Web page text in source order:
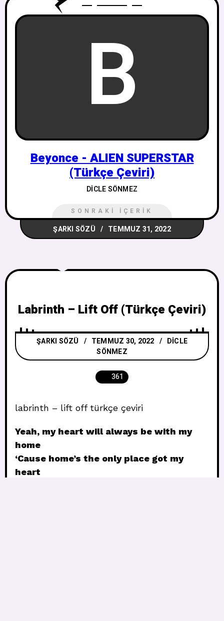
B
Beyonce - ALIEN SUPERSTAR
(Türkçe Çeviri)
DICLE SÖNMEZ
SONRAKI İÇERIK
ŞARKI SÖZÜ TEMMUZ 31, 2022
Labrinth – Lift Off (Türkçe Çeviri)
ŞARKI SÖZÜ TEMMUZ 30, 2022
DICLE
SÖNMEZ
361
labrinth – lift off türkçe çeviri
Yeah, my heart will always be with my
home
‘Cause home’s the only place got my
heart